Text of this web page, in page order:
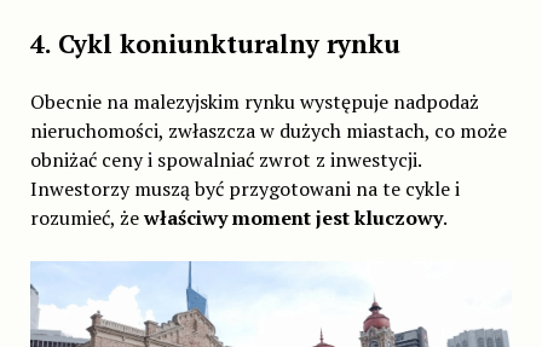
4. Cykl koniunkturalny rynku
Obecnie na malezyjskim rynku występuje nadpodaż
nieruchomości, zwłaszcza w dużych miastach, co może
obniżać ceny i spowalniać zwrot z inwestycji.
Inwestorzy muszą być przygotowani na te cykle i
rozumieć, żewłaściwy moment jest kluczowy.